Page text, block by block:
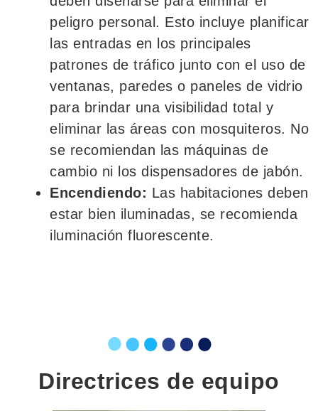
peligro personal. Esto incluye planificar
las entradas en los principales
patrones de tráfico junto con el uso de
ventanas, paredes o paneles de vidrio
para brindar una visibilidad total y
eliminar las áreas con mosquiteros. No
se recomiendan las máquinas de
cambio ni los dispensadores de jabón.
Encendiendo: Las habitaciones deben
estar bien iluminadas, se recomienda
iluminación fluorescente.
Directrices de equipo